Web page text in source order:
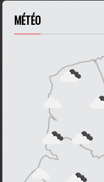
MÉTÉO